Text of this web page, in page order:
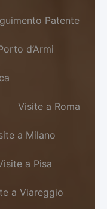
Patente
d’Armi
Visite a Roma
a Milano
a Pisa
a Viareggio